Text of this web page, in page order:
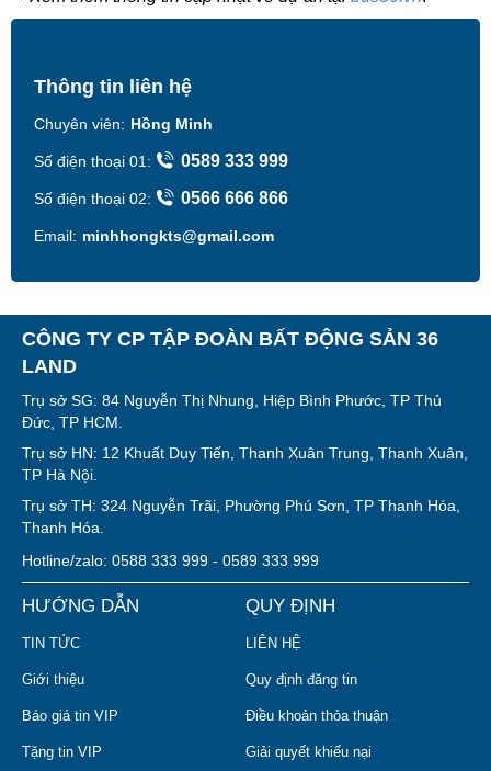
Thông tin liên hệ
Chuyên viên: Hồng Minh
Số điện thoại 01: 0589 333 999
Số điện thoại 02: 0566 666 866
Email: minhhongkts@gmail.com
CÔNG TY CP TẬP ĐOÀN BẤT ĐỘNG SẢN 36
LAND
Trụ sở SG: 84 Nguyễn Thị Nhung, Hiệp Bình Phước, TP Thủ
Đức, TP HCM.
Trụ sở HN: 12 Khuất Duy Tiến, Thanh Xuân Trung, Thanh Xuân,
TP Hà Nội.
Trụ sở TH: 324 Nguyễn Trãi, Phường Phú Sơn, TP Thanh Hóa,
Thanh Hóa.
Hotline/zalo: 0588 333 999 - 0589 333 999
HƯỚNG DẪN
TIN TỨC
Giới thiệu
Báo giá tin VIP
Tặng tin VIP
QUY ĐỊNH
LIÊN HỆ
Quy định đăng tin
Điều khoản thỏa thuận
Giải quyết khiếu nại